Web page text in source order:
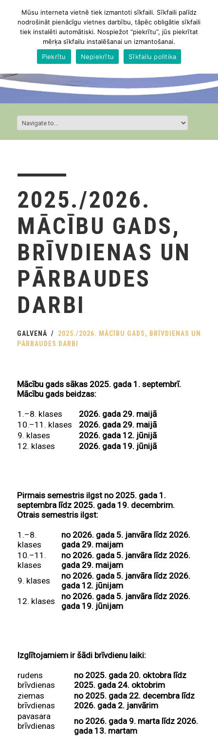
2025./2026.
MĀCĪBU GADS,
BRĪVDIENAS UN
PĀRBAUDES
DARBI
GALVENĀ
2025./2026. MĀCĪBU GADS, BRĪVDIENAS UN
PĀRBAUDES DARBI
Mācību gads sākas 2025. gada 1. septembrī.
Mācību gads beidzas:
1.–8. klases
2026. gada 29. maijā
10.–11. klases
2026. gada 29. maijā
9. klases
2026. gada 12. jūnijā
12. klases
2026. gada 19. jūnijā
Pirmais semestris ilgst no 2025. gada 1.
septembra līdz 2025. gada 19. decembrim.
Otrais semestris ilgst:
1.–8.
klases
no 2026. gada 5. janvāra līdz 2026.
gada 29. maijam
10.–11.
klases
no 2026. gada 5. janvāra līdz 2026.
gada 29. maijam
9. klases
no 2026. gada 5. janvāra līdz 2026.
gada 12. jūnijam
12. klases
no 2026. gada 5. janvāra līdz 2026.
gada 19. jūnijam
Izglītojamiem ir šādi brīvdienu laiki:
rudens
brīvdienas
no 2025. gada 20. oktobra līdz
2025. gada 24. oktobrim
ziemas
brīvdienas
no 2025. gada 22. decembra līdz
2026. gada 2. janvārim
pavasara
brīvdienas
no 2026. gada 9. marta līdz 2026.
gada 13. martam
Mūsu interneta vietnē tiek izmantoti sīkfaili. Sīkfaili palīdz
nodrošināt pienācīgu vietnes darbību, tāpēc obligātie sīkfaili
tiek instalēti automātiski. Nospiežot “piekrītu”, jūs piekrītat
mērķa sīkfailu instalēšanai un izmantošanai.
Piekrītu
Nepiekrītu Sīkfailu politika